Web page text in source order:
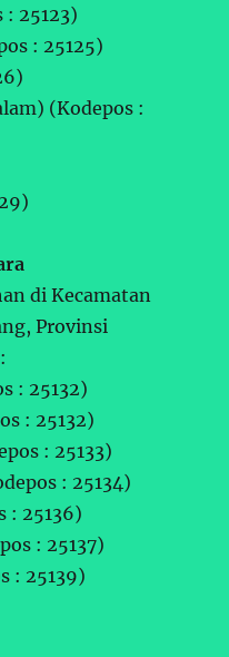
: 25123)
: 25125)
(Kodepos :
di Kecamatan
Provinsi
: 25132)
: 25132)
: 25133)
: 25134)
: 25136)
: 25137)
: 25139)